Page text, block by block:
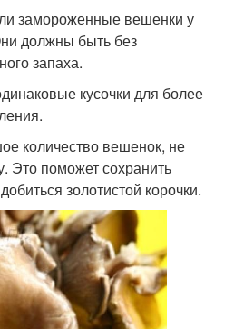
замороженные вешенки у
должны быть без
запаха.
кусочки для более
количество вешенок, не
Это поможет сохранить
золотистой корочки.